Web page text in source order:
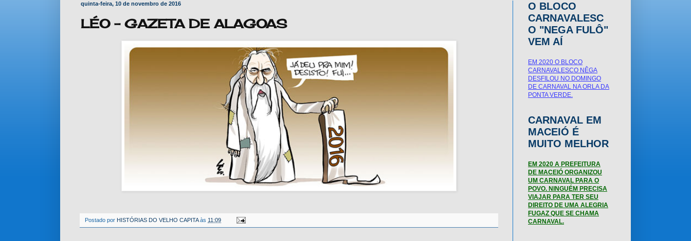
quinta-feira, 10 de novembro de 2016
LÉO - GAZETA DE ALAGOAS
Postado por HISTÓRIAS DO VELHO CAPITA às 11:09
O BLOCO
CARNAVALESC
O "NEGA FULÔ"
VEM AÍ
EM 2020 O BLOCO
CARNAVALESCO NÊGA
DESFILOU NO DOMINGO
DE CARNAVAL NA ORLA DA
PONTA VERDE.
CARNAVAL EM
MACEIÓ É
MUITO MELHOR
EM 2020 A PREFEITURA
DE MACEIÓ ORGANIZOU
UM CARNAVAL PARA O
POVO. NINGUÉM PRECISA
VIAJAR PARA TER SEU
DIREITO DE UMA ALEGRIA
FUGAZ QUE SE CHAMA
CARNAVAL.